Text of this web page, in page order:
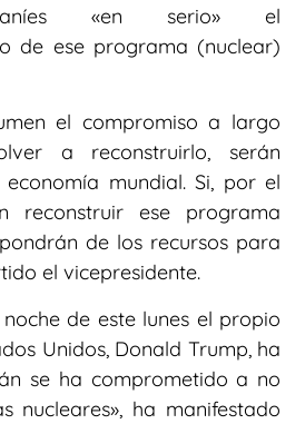
«en serio» el
de ese programa (nuclear)
el compromiso a largo
a reconstruirlo, serán
mundial. Si, por el
reconstruir ese programa
de los recursos para
el vicepresidente.
de este lunes el propio
Unidos, Donald Trump, ha
se ha comprometido a no
nucleares», ha manifestado